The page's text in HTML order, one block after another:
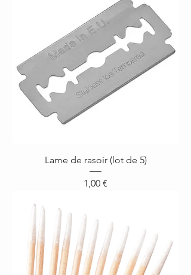
Lame de rasoir (lot de 5)
Prix
1,00 €